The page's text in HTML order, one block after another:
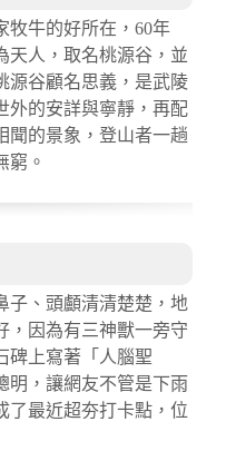
牧牛的好所在，60年
天人，取名桃源谷，並
源谷顧名思義，是武陵
外的安詳與寧靜，再配
聞的景象，登山者一趟
窮。
子、頭顱清清楚楚，地
，因為有三神獸一旁守
碑上寫著「人腦聖
明，讓網友不管是下雨
了最近超夯打卡點，位